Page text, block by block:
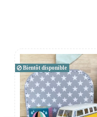
Bientôt disponible